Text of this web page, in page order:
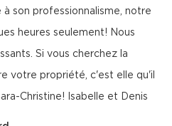
son professionnalisme, notre
heures seulement! Nous
Si vous cherchez la
votre propriété, c'est elle qu'il
Christine! Isabelle et Denis